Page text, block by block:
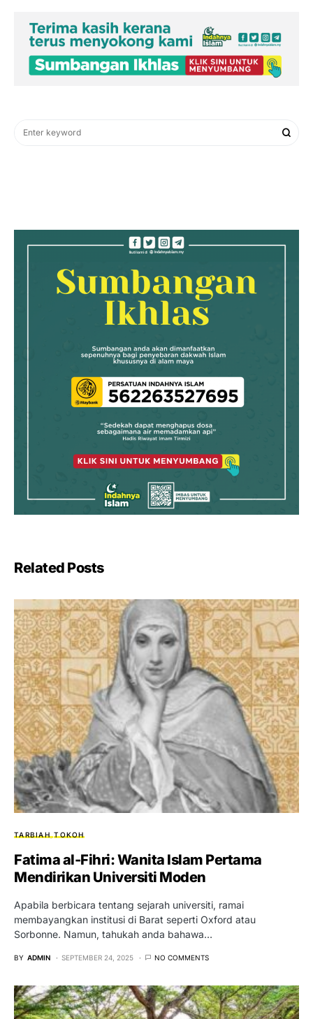
Related Posts
TARBIAH TOKOH
Fatima al-Fihri: Wanita Islam Pertama
Mendirikan Universiti Moden
Apabila berbicara tentang sejarah universiti, ramai
membayangkan institusi di Barat seperti Oxford atau
Sorbonne. Namun, tahukah anda bahawa…
BY ADMIN SEPTEMBER 24, 2025 NO COMMENTS